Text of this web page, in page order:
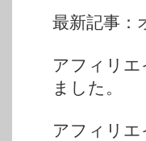
最新記事：
アフィリ
ました。
アフィリ